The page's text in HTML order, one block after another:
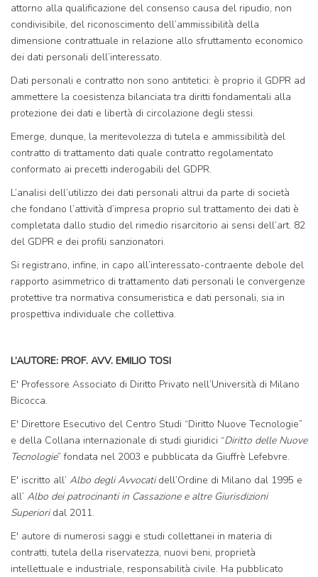
attorno alla qualificazione del consenso causa del ripudio, non
condivisibile, del riconoscimento dell’ammissibilità della
dimensione contrattuale in relazione allo sfruttamento economico
dei dati personali dell’interessato.
Dati personali e contratto non sono antitetici: è proprio il GDPR ad
ammettere la coesistenza bilanciata tra diritti fondamentali alla
protezione dei dati e libertà di circolazione degli stessi.
Emerge, dunque, la meritevolezza di tutela e ammissibilità del
contratto di trattamento dati quale contratto regolamentato
conformato ai precetti inderogabili del GDPR.
L’analisi dell’utilizzo dei dati personali altrui da parte di società
che fondano l’attività d’impresa proprio sul trattamento dei dati è
completata dallo studio del rimedio risarcitorio ai sensi dell’art. 82
del GDPR e dei profili sanzionatori.
Si registrano, infine, in capo all’interessato-contraente debole del
rapporto asimmetrico di trattamento dati personali le convergenze
protettive tra normativa consumeristica e dati personali, sia in
prospettiva individuale che collettiva.
L’AUTORE: PROF. AVV. EMILIO TOSI
E' Professore Associato di Diritto Privato nell’Università di Milano
Bicocca.
E' Direttore Esecutivo del Centro Studi “Diritto Nuove Tecnologie”
e della Collana internazionale di studi giuridici “Diritto delle Nuove
Tecnologie” fondata nel 2003 e pubblicata da Giuffrè Lefebvre.
E' iscritto all’ Albo degli Avvocatidell’Ordine di Milano dal 1995 e
all’ Albo dei patrocinanti in Cassazione e altre Giurisdizioni
Superioridal 2011.
E' autore di numerosi saggi e studi collettanei in materia di
contratti, tutela della riservatezza, nuovi beni, proprietà
intellettuale e industriale, responsabilità civile. Ha pubblicato